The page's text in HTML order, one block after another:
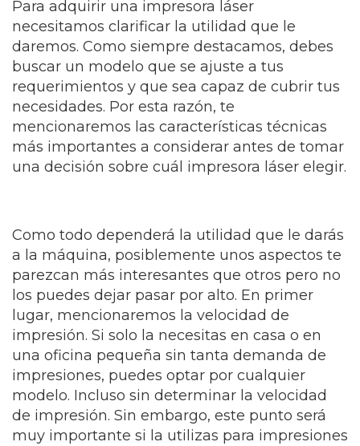
Para adquirir una impresora láser
necesitamos clarificar la utilidad que le
daremos. Como siempre destacamos, debes
buscar un modelo que se ajuste a tus
requerimientos y que sea capaz de cubrir tus
necesidades. Por esta razón, te
mencionaremos las características técnicas
más importantes a considerar antes de tomar
una decisión sobre cuál impresora láser elegir.
Como todo dependerá la utilidad que le darás
a la máquina, posiblemente unos aspectos te
parezcan más interesantes que otros pero no
los puedes dejar pasar por alto. En primer
lugar, mencionaremos la velocidad de
impresión. Si solo la necesitas en casa o en
una oficina pequeña sin tanta demanda de
impresiones, puedes optar por cualquier
modelo. Incluso sin determinar la velocidad
de impresión. Sin embargo, este punto será
muy importante si la utilizas para impresiones